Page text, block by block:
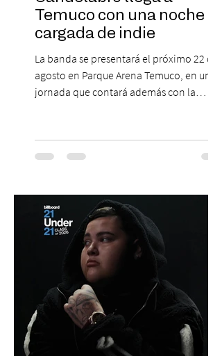
Temuco con una noche
cargada de indie
La banda se presentará el próximo 22 de
agosto en Parque Arena Temuco, en una
jornada que contará además con la
agosto, el Parque Arena Temuco será
escenario de una noche dedicada al indie
banda que llegará a la capital de La
Araucanía para ofrecer un show cargado
de energía, guitarras y canciones que han
marcado su breve pero exitosa trayectoria.